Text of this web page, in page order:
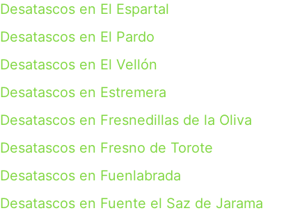
Desatascos en El Espartal
Desatascos en El Pardo
Desatascos en El Vellón
Desatascos en Estremera
Desatascos en Fresnedillas de la Oliva
Desatascos en Fresno de Torote
Desatascos en Fuenlabrada
Desatascos en Fuente el Saz de Jarama